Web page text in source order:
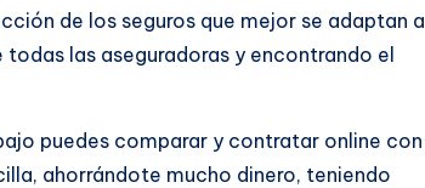
de los seguros que mejor se adaptan a
las aseguradoras y encontrando el
puedes comparar y contratar online con
ahorrándote mucho dinero, teniendo